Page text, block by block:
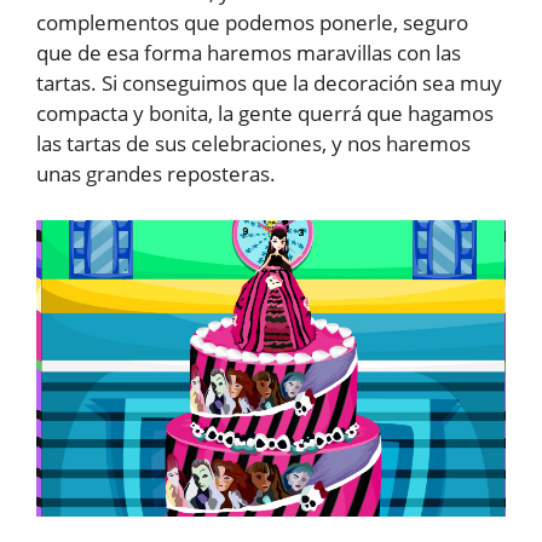
complementos que podemos ponerle, seguro
que de esa forma haremos maravillas con las
tartas. Si conseguimos que la decoración sea muy
compacta y bonita, la gente querrá que hagamos
las tartas de sus celebraciones, y nos haremos
unas grandes reposteras.